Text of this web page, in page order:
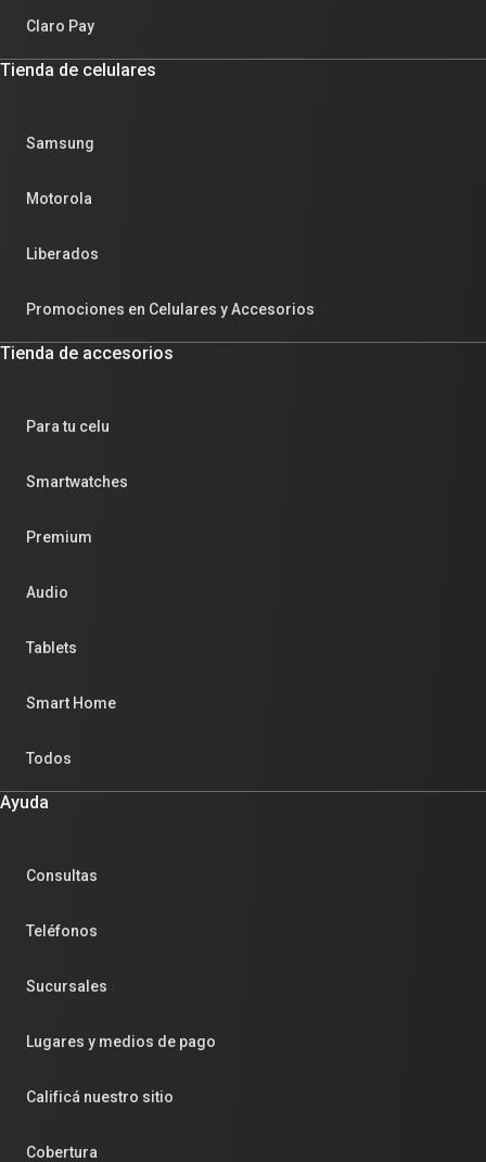
Claro Pay
Tienda de celulares
Samsung
Motorola
Liberados
Promociones en Celulares y Accesorios
Tienda de accesorios
Para tu celu
Smartwatches
Premium
Audio
Tablets
Smart Home
Todos
Ayuda
Consultas
Teléfonos
Sucursales
Lugares y medios de pago
Calificá nuestro sitio
Cobertura